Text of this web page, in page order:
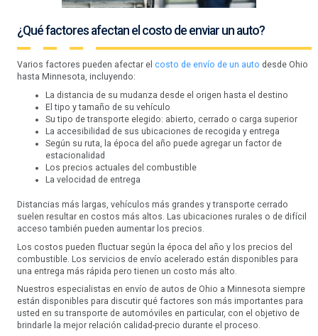
¿Qué factores afectan el costo de enviar un auto?
Varios factores pueden afectar el costo de envío de un auto desde Ohio
hasta Minnesota, incluyendo:
La distancia de su mudanza desde el origen hasta el destino
El tipo y tamaño de su vehículo
Su tipo de transporte elegido: abierto, cerrado o carga superior
La accesibilidad de sus ubicaciones de recogida y entrega
Según su ruta, la época del año puede agregar un factor de
estacionalidad
Los precios actuales del combustible
La velocidad de entrega
Distancias más largas, vehículos más grandes y transporte cerrado
suelen resultar en costos más altos. Las ubicaciones rurales o de difícil
acceso también pueden aumentar los precios.
Los costos pueden fluctuar según la época del año y los precios del
combustible. Los servicios de envío acelerado están disponibles para
una entrega más rápida pero tienen un costo más alto.
Nuestros especialistas en envío de autos de Ohio a Minnesota siempre
están disponibles para discutir qué factores son más importantes para
usted en su transporte de automóviles en particular, con el objetivo de
brindarle la mejor relación calidad-precio durante el proceso.